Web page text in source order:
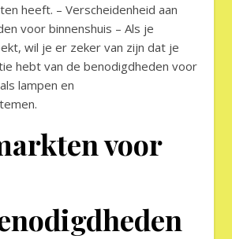
heeft. – Verscheidenheid aan
voor binnenshuis – Als je
wil je er zeker van zijn dat je
hebt van de benodigdheden voor
lampen en
voor